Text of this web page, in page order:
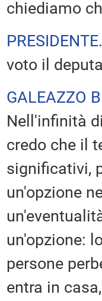
chiediamo
PRESIDENTE
voto il
GALEAZZO
Nell'infinità
credo che il
significativi,
un'opzione
un'opzione:
persone
entra in